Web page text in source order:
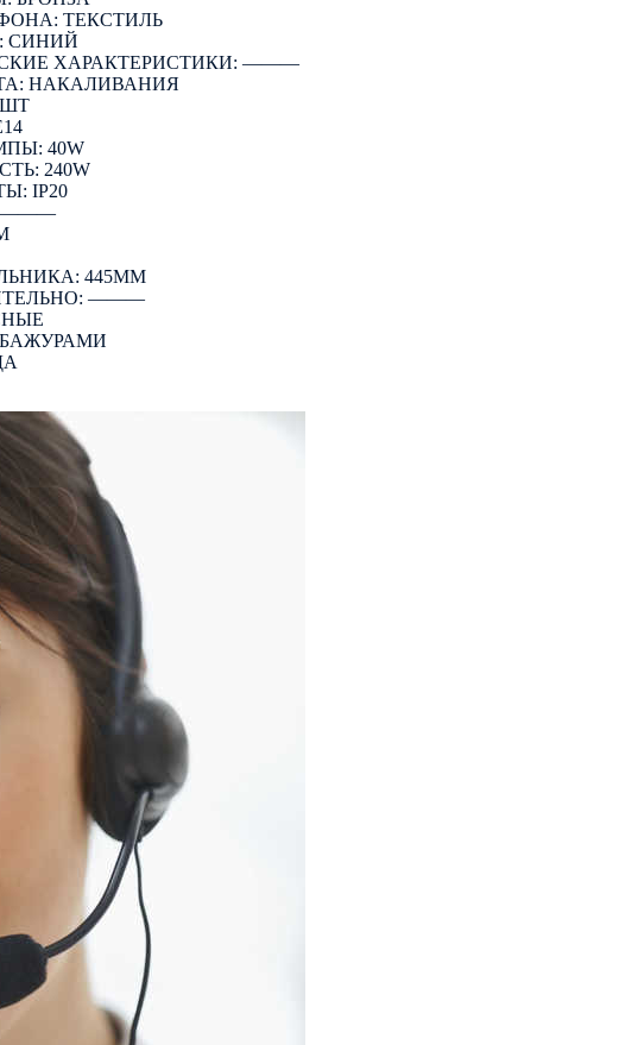
ТЕКСТИЛЬ
СИНИЙ
ХАРАКТЕРИСТИКИ: ―――
НАКАЛИВАНИЯ
40W
240W
IP20
―――
445ММ
―――